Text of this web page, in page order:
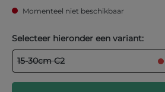
Momenteel niet beschikbaar
Selecteer hieronder een variant:
15-30cm C2